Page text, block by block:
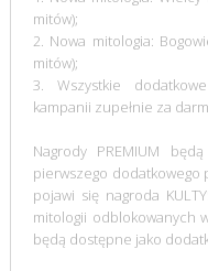
mitów);
2. Nowa mitologia:
mitów);
3. Wszystkie
kampanii zupełnie za
Nagrody PREMIUM
pierwszego dodatkowego
pojawi się nagroda
mitologii odblokowanych
będą dostępne jako